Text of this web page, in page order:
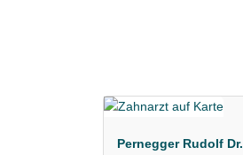
Pernegger Rudolf Dr.